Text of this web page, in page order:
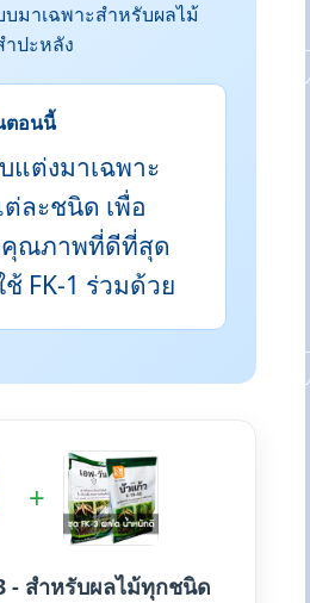
มาเฉพาะสำหรับผลไม้
ปะหลัง
ตอนนี้
แต่งมาเฉพาะ
ละชนิด เพื่อ
ณภาพที่ดีที่สุด
FK-1 ร่วมด้วย
+
- สำหรับผลไม้ทุกชนิด